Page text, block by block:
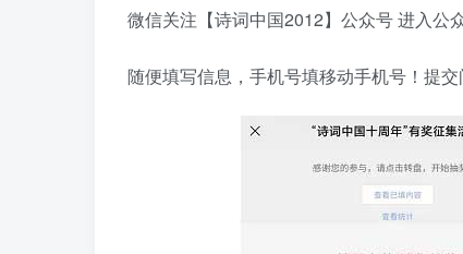
微信关注【诗词中国2012】公众号 进入公
随便填写信息，手机号填移动手机号！提